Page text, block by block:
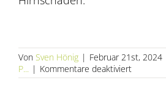
SEMINARE / KURSE
Von Sven Hönig | Februar 21st, 2024
P... | Kommentare deaktiviertfür
Paralogie